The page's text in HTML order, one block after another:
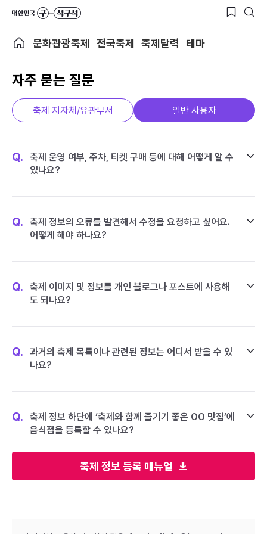
문화관광축제 전국축제 축제달력 테마
자주 묻는 질문
축제 정보 등록 매뉴얼
축제 지자체/유관부서 일반 사용자
Q.
축제 운영 여부, 주차, 티켓 구매 등에 대해 어떻게 알 수
있나요?
Q.
축제 정보의 오류를 발견해서 수정을 요청하고 싶어요.
어떻게 해야 하나요?
Q.
축제 이미지 및 정보를 개인 블로그나 포스트에 사용해
도 되나요?
Q.
과거의 축제 목록이나 관련된 정보는 어디서 받을 수 있
나요?
Q.
축제 정보 하단에 ‘축제와 함께 즐기기 좋은 OO 맛집’에
음식점을 등록할 수 있나요?